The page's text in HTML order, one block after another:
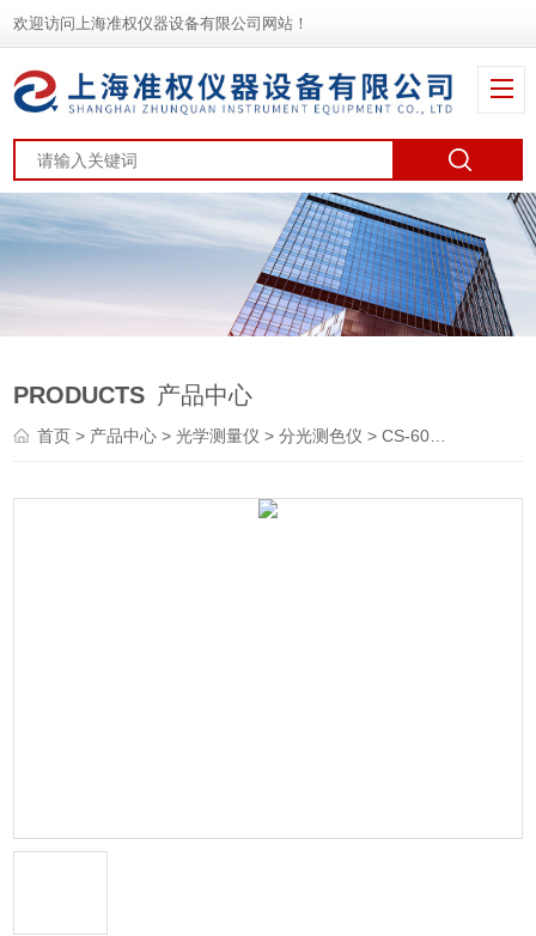
欢迎访问上海准权仪器设备有限公司网站！
PRODUCTS 产品中心
首页> 产品中心 >光学测量仪 >分光测色仪 > CS-600C上海便携式45/0分光测色仪